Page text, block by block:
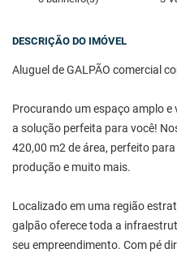
DESCRIÇÃO DO IMÓVEL
Aluguel de GALPÃO comercial
Procurando um espaço amplo e
a solução perfeita para você!
420,00 m2 de área, perfeito
produção e muito mais.
Localizado em uma região
galpão oferece toda a
seu empreendimento. Com pé